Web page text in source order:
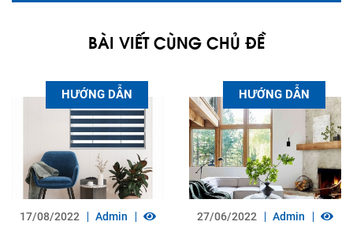
BÀI VIẾT CÙNG CHỦ ĐỀ
HƯỚNG DẪN
17/08/2022
Admin
HƯỚNG DẪN
27/06/2022
Admin